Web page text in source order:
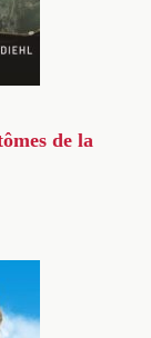
de la